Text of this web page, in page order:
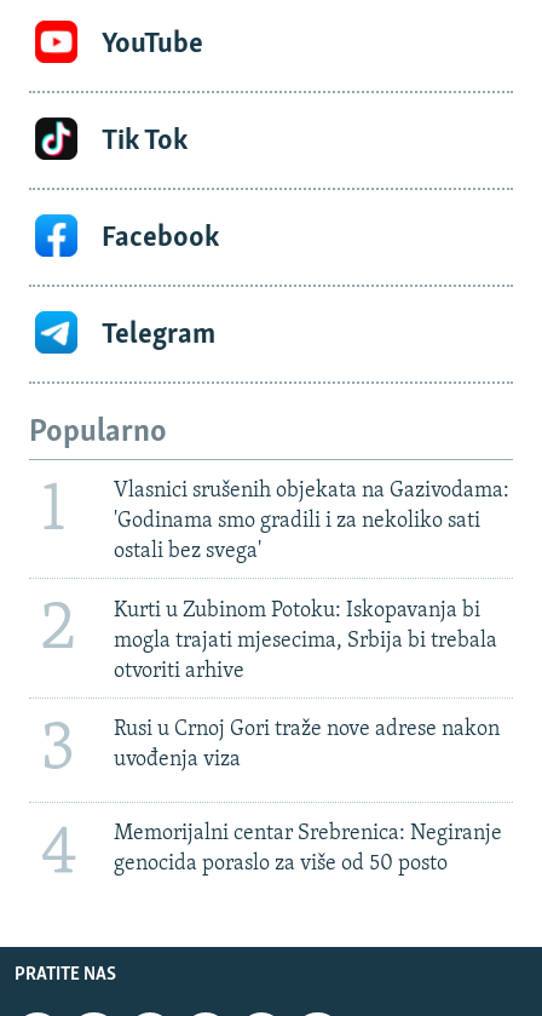
YouTube
Tik Tok
Facebook
Telegram
Popularno
1
Vlasnici srušenih objekata na Gazivodama:
'Godinama smo gradili i za nekoliko sati
ostali bez svega'
2
Kurti u Zubinom Potoku: Iskopavanja bi
mogla trajati mjesecima, Srbija bi trebala
otvoriti arhive
3
Rusi u Crnoj Gori traže nove adrese nakon
uvođenja viza
4
Memorijalni centar Srebrenica: Negiranje
genocida poraslo za više od 50 posto
PRATITE NAS